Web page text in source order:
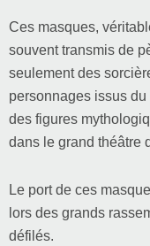
Ces masques,
souvent transmis de
seulement des
personnages issus
des figures
dans le grand théâtre
Le port de ces
lors des grands
défilés.